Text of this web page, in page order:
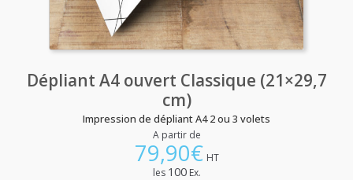
Dépliant A4 ouvert Classique (21×29,7
cm)
Impression de dépliant A4 2 ou 3 volets
A partir de
79,90€ HT
les 100Ex.